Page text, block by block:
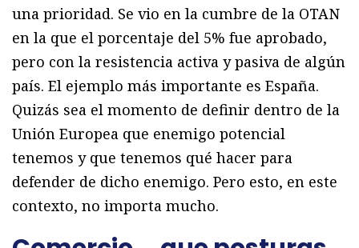
una prioridad. Se vio en la cumbre de la OTAN
en la que el porcentaje del 5% fue aprobado,
pero con la resistencia activa y pasiva de algún
país. El ejemplo más importante es España.
Quizás sea el momento de definir dentro de la
Unión Europea que enemigo potencial
tenemos y que tenemos qué hacer para
defender de dicho enemigo. Pero esto, en este
contexto, no importa mucho.